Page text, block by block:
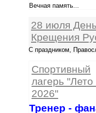
Вечная память...
28 июля День
Крещения
С праздником,
Спортивный
лагерь "Лето
2026"
Тренер -